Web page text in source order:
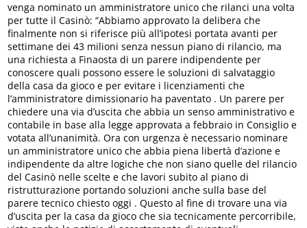
venga nominato un amministratore unico che rilanci una volta
per tutte il Casinò: “Abbiamo approvato la delibera che
finalmente non si riferisce più all’ipotesi portata avanti per
settimane dei 43 milioni senza nessun piano di rilancio, ma
una richiesta a Finaosta di un parere indipendente per
conoscere quali possono essere le soluzioni di salvataggio
della casa da gioco e per evitare i licenziamenti che
l’amministratore dimissionario ha paventato . Un parere per
chiedere una via d’uscita che abbia un senso amministrativo e
contabile in base alla legge approvata a febbraio in Consiglio e
votata all’unanimità. Ora con urgenza è necessario nominare
un amministratore unico che abbia piena libertà d’azione e
indipendente da altre logiche che non siano quelle del rilancio
del Casinò nelle scelte e che lavori subito al piano di
ristrutturazione portando soluzioni anche sulla base del
parere tecnico chiesto oggi . Questo al fine di trovare una via
d’uscita per la casa da gioco che sia tecnicamente percorribile,